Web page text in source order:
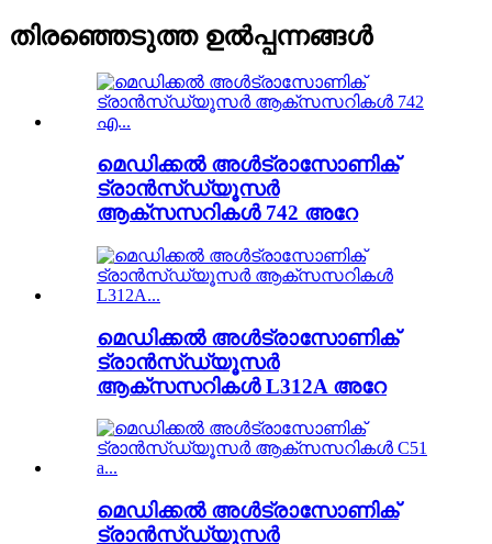
തിരഞ്ഞെടുത്ത ഉൽപ്പന്നങ്ങൾ
മെഡിക്കൽ അൾട്രാസോണിക്
ട്രാൻസ്‌ഡ്യൂസർ
ആക്സസറികൾ 742 അറേ
മെഡിക്കൽ അൾട്രാസോണിക്
ട്രാൻസ്‌ഡ്യൂസർ
ആക്സസറികൾ L312A അറേ
മെഡിക്കൽ അൾട്രാസോണിക്
ട്രാൻസ്‌ഡ്യൂസർ